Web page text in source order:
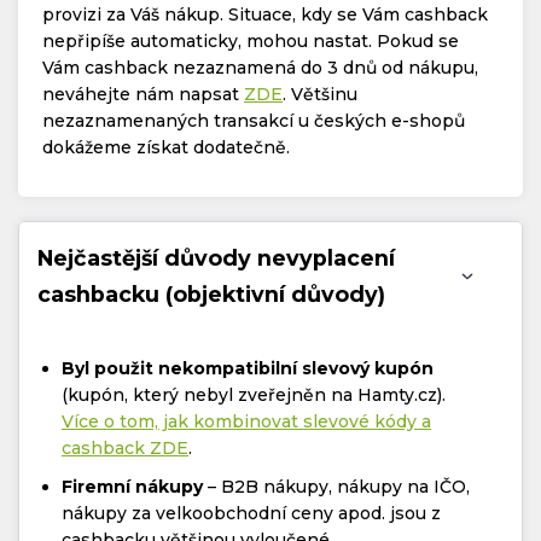
provizi za Váš nákup. Situace, kdy se Vám cashback
nepřipíše automaticky, mohou nastat. Pokud se
Vám cashback nezaznamená do 3 dnů od nákupu,
neváhejte nám napsat ZDE. Většinu
nezaznamenaných transakcí u českých e-shopů
dokážeme získat dodatečně.
Nejčastější důvody nevyplacení
cashbacku (objektivní důvody)
Byl použit nekompatibilní slevový kupón
(kupón, který nebyl zveřejněn na Hamty.cz).
Více o tom, jak kombinovat slevové kódy a
cashback ZDE.
Firemní nákupy– B2B nákupy, nákupy na IČO,
nákupy za velkoobchodní ceny apod. jsou z